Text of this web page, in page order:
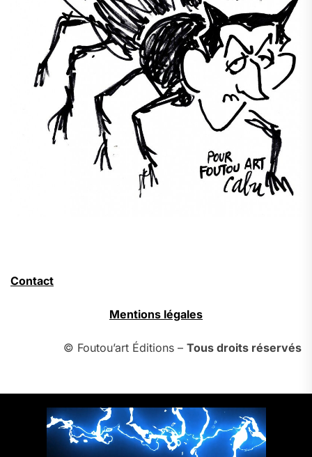
Contact
Mentions légales
© Foutou’art Éditions – Tous droits réservés